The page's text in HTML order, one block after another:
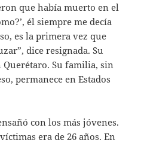
que había muerto en el
él siempre me decía
es la primera vez que
dice resignada. Su
Su familia, sin
permanece en Estados
con los más jóvenes.
era de 26 años. En